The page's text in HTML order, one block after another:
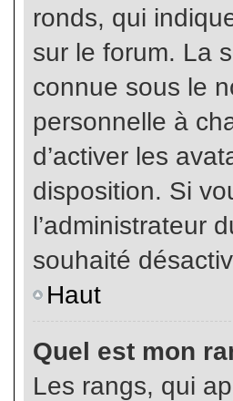
ronds, qui
sur le forum. La
connue sous le
personnelle à
d’activer les
disposition. Si
l’administrateur
souhaité
Haut
Quel est mon
Les rangs, qui